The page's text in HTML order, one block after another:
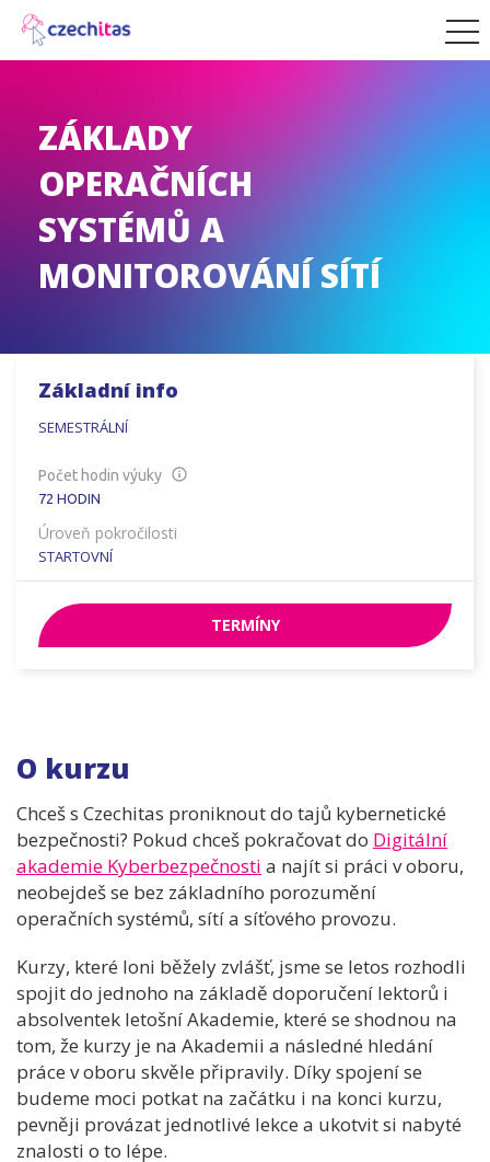
ZÁKLADY
OPERAČNÍCH
SYSTÉMŮ A
MONITOROVÁNÍ SÍTÍ
Základní info
SEMESTRÁLNÍ
Počet hodin výuky
72 HODIN
Úroveň pokročilosti
STARTOVNÍ
TERMÍNY
O kurzu
Chceš s Czechitas proniknout do tajů kybernetické
bezpečnosti? Pokud chceš pokračovat do Digitální
akademie Kyberbezpečnosti a najít si práci v oboru,
neobejdeš se bez základního porozumění
operačních systémů, sítí a síťového provozu.
Kurzy, které loni běžely zvlášť, jsme se letos rozhodli
spojit do jednoho na základě doporučení lektorů i
absolventek letošní Akademie, které se shodnou na
tom, že kurzy je na Akademii a následné hledání
práce v oboru skvěle připravily. Díky spojení se
budeme moci potkat na začátku i na konci kurzu,
pevněji provázat jednotlivé lekce a ukotvit si nabyté
znalosti o to lépe.